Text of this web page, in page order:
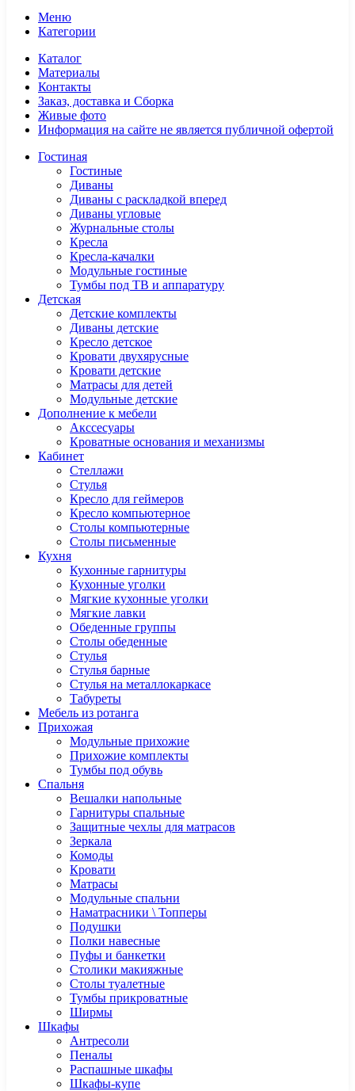
Меню
Категории
Каталог
Материалы
Контакты
Заказ, доставка и Сборка
Живые фото
Информация на сайте не является публичной офертой
Гостиная
Гостиные
Диваны
Диваны с раскладкой вперед
Диваны угловые
Журнальные столы
Кресла
Кресла-качалки
Модульные гостиные
Тумбы под ТВ и аппаратуру
Детская
Детские комплекты
Диваны детские
Кресло детское
Кровати двухярусные
Кровати детские
Матрасы для детей
Модульные детские
Дополнение к мебели
Акссесуары
Кроватные основания и механизмы
Кабинет
Cтеллажи
Cтулья
Кресло для геймеров
Кресло компьютерное
Столы компьютерные
Столы письменные
Кухня
Кухонные гарнитуры
Кухонные уголки
Мягкие кухонные уголки
Мягкие лавки
Обеденные группы
Столы обеденные
Стулья
Стулья барные
Стулья на металлокаркасе
Табуреты
Мебель из ротанга
Прихожая
Модульные прихожие
Прихожие комплекты
Тумбы под обувь
Спальня
Вешалки напольные
Гарнитуры спальные
Защитные чехлы для матрасов
Зеркала
Комоды
Кровати
Матрасы
Модульные спальни
Наматрасники \ Топперы
Подушки
Полки навесные
Пуфы и банкетки
Столики макияжные
Столы туалетные
Тумбы прикроватные
Ширмы
Шкафы
Антресоли
Пеналы
Распашные шкафы
Шкафы-купе